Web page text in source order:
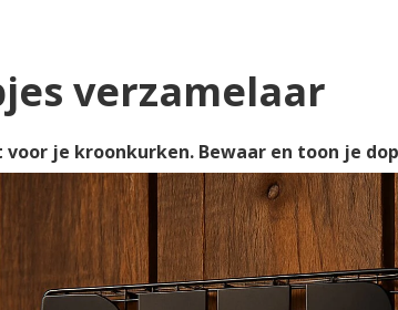
verzamelaar
je kroonkurken. Bewaar en toon je